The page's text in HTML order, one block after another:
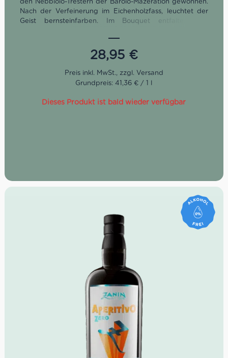
Nach der Verfeinerung im Eichenholzfass, leuchtet der
Geist bernsteinfarben. Im Bouquet entfalten sich
Vanille. Am Gaumen zeigt sich der Grappa Nebbiolo
Riserva weich und umhüllend mit anhaltenden
28,95 €
Grundpreis: 41,36 € / 1 l
Dieses Produkt ist bald wieder verfügbar